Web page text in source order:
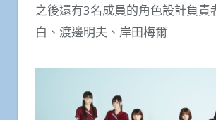
之後還有3名成員的角色設計負責
白、渡邊明夫、岸田梅爾